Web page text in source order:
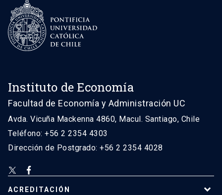
Instituto de Economía
Facultad de Economía y Administración UC
Avda. Vicuña Mackenna 4860, Macul. Santiago, Chile
Teléfono: +56 2 2354 4303
Dirección de Postgrado: +56 2 2354 4028
ACREDITACIÓN